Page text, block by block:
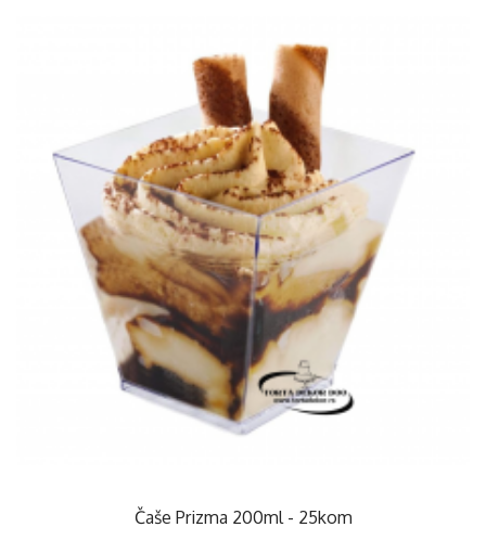
Čaše Prizma 200ml - 25kom